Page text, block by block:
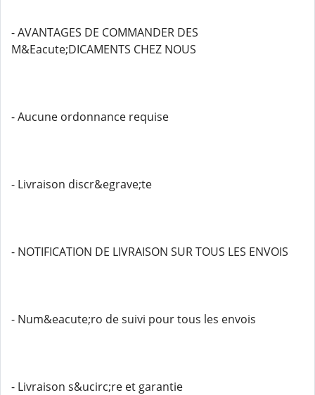
- AVANTAGES DE COMMANDER DES
M&Eacute;DICAMENTS CHEZ NOUS
- Aucune ordonnance requise
- Livraison discr&egrave;te
- NOTIFICATION DE LIVRAISON SUR TOUS LES ENVOIS
- Num&eacute;ro de suivi pour tous les envois
- Livraison s&ucirc;re et garantie